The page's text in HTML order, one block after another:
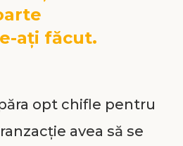
ați făcut.
opt chifle pentru
avea să se